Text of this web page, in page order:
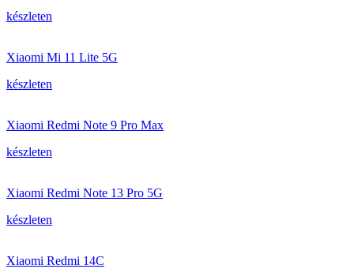
készleten
Xiaomi Mi 11 Lite 5G
készleten
Xiaomi Redmi Note 9 Pro Max
készleten
Xiaomi Redmi Note 13 Pro 5G
készleten
Xiaomi Redmi 14C